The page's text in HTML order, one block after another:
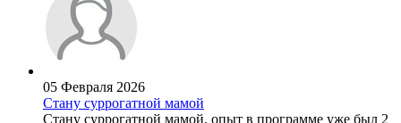
05 Февраля 2026
Стану суррогатной мамой
Стану суррогатной мамой, опыт в программе уже был 2